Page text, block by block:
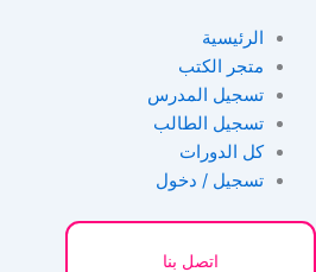
الرئيسية
متجر الكتب
تسجيل المدرس
تسجيل الطالب
كل الدورات
تسجيل / دخول
اتصل بنا